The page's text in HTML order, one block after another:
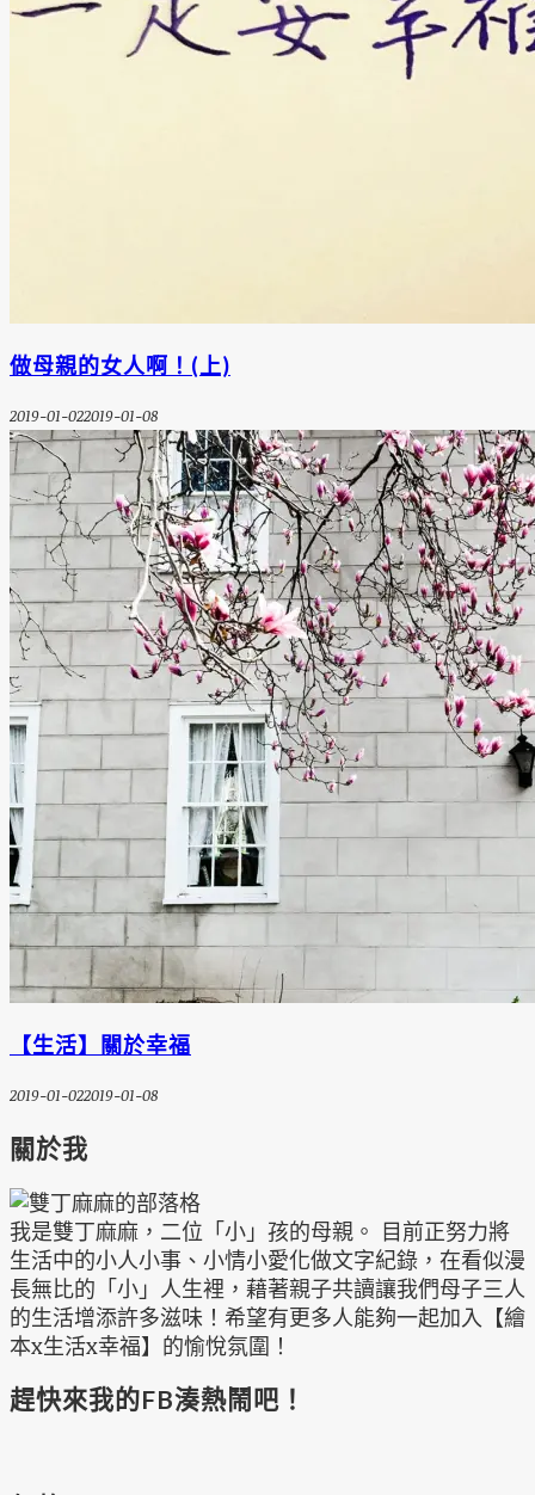
做母親的女人啊！(上)
2019-01-022019-01-08
【生活】關於幸福
2019-01-022019-01-08
關於我
我是雙丁麻麻，二位「小」孩的母親。 目前正努力將
生活中的小人小事、小情小愛化做文字紀錄，在看似漫
長無比的「小」人生裡，藉著親子共讀讓我們母子三人
的生活增添許多滋味！希望有更多人能夠一起加入【繪
本x生活x幸福】的愉悅氛圍！
趕快來我的FB湊熱鬧吧！